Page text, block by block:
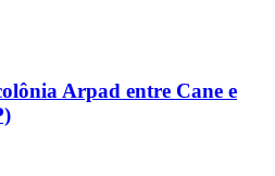
Arpad entre Cane e